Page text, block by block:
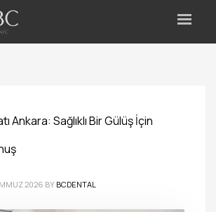
Ankara: Sağlıklı Bir Gülüş İçin
2026 BY BCDENTAL